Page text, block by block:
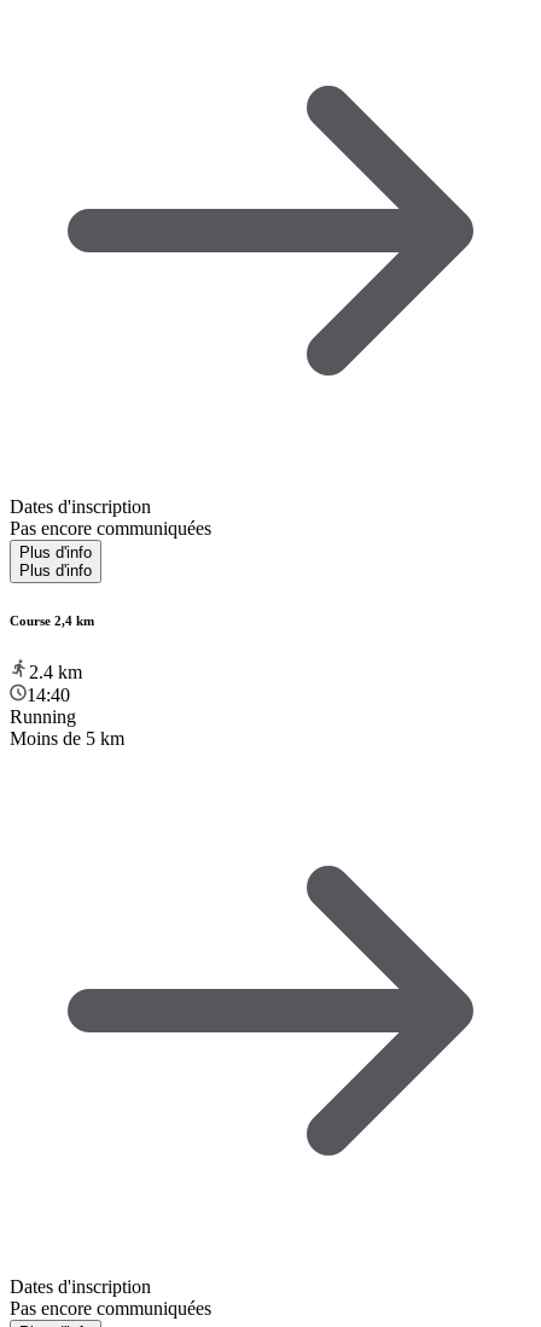
Dates d'inscription
Pas encore communiquées
Plus d'info
Plus d'info
Course 2,4 km
2.4 km
14:40
Running
Moins de 5 km
Dates d'inscription
Pas encore communiquées